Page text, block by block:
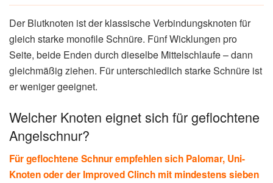
Der Blutknoten ist der klassische Verbindungsknoten für
gleich starke monofile Schnüre. Fünf Wicklungen pro
Seite, beide Enden durch dieselbe Mittelschlaufe – dann
gleichmäßig ziehen. Für unterschiedlich starke Schnüre ist
er weniger geeignet.
Welcher Knoten eignet sich für geflochtene
Angelschnur?
Für geflochtene Schnur empfehlen sich Palomar, Uni-
Knoten oder der Improved Clinch mit mindestens sieben